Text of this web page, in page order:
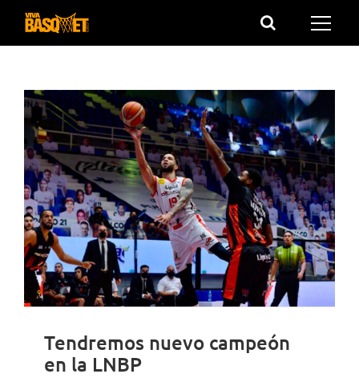
Saltar
Tendremos nuevo campeón
en la LNBP